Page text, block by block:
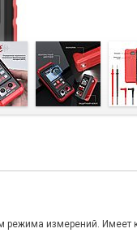
режима измерений.